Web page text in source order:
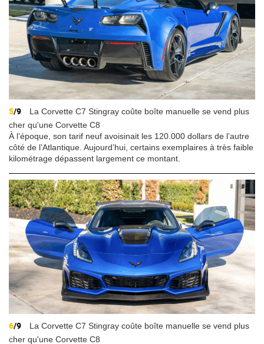
5/9
La Corvette C7 Stingray coûte boîte manuelle se vend plus
cher qu'une Corvette C8
À l’époque, son tarif neuf avoisinait les 120.000 dollars de l’autre
côté de l’Atlantique. Aujourd’hui, certains exemplaires à très faible
kilométrage dépassent largement ce montant.
6/9
La Corvette C7 Stingray coûte boîte manuelle se vend plus
cher qu'une Corvette C8